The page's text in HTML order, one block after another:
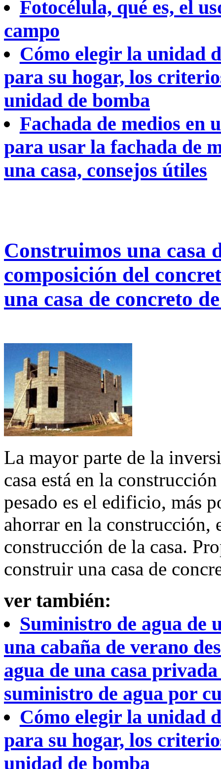
Fotocélula, qué es, el
campo
Cómo elegir la unidad
para su hogar, los
unidad de bomba
Fachada de medios en
para usar la fachada de
una casa, consejos útiles
Construimos una casa
composición del
una casa de concreto
La mayor parte de la
casa está en la
pesado es el edificio, más
ahorrar en la construcción,
construcción de la casa.
construir una casa de
ver también:
Suministro de agua de
una cabaña de verano
agua de una casa
suministro de agua por
Cómo elegir la unidad
para su hogar, los
unidad de bomba